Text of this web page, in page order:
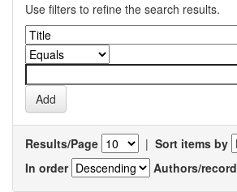
Use filters to refine the search results.
Results/Page | Sort items by
In order
Authors/record